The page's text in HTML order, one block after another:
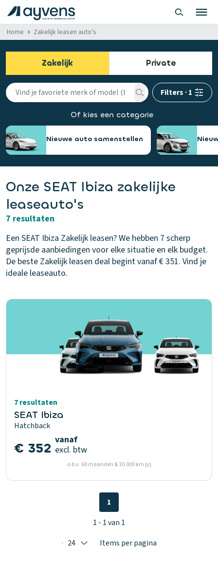
Home Zakelijk leasen auto's
Zakelijk Private
Filters ·1
Of kies een categorie
Nieuwe auto samenstellen
Onze SEAT Ibiza zakelijke
leaseauto's
7 resultaten
Een SEAT Ibiza Zakelijk leasen? We hebben 7 scherp
geprijsde aanbiedingen voor elke situatie en elk budget.
De beste Zakelijk leasen deal begint vanaf € 351. Vind je
ideale leaseauto.
7 resultaten
SEAT Ibiza
Hatchback
€ 352 vanaf
excl. btw
o.b.v. 60 maanden & 10.000 km p/j
Selected: 24
24 Items per pagina
1
1 - 1 van 1